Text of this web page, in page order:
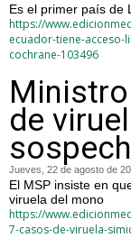
Es el primer país de
https://
ecuador-tiene-
cochrane-103496
de
Jueves, 22 de agosto de
El MSP insiste en
viruela del mono
https://
7-casos-de-viruela-